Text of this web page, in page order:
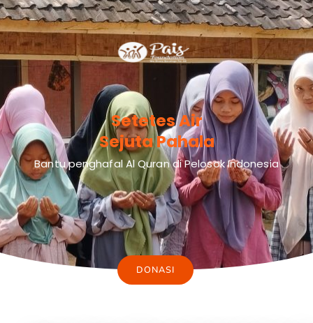
Setetes Air
Sejuta Pahala
Bantu penghafal Al Quran di Pelosok Indonesia
DONASI